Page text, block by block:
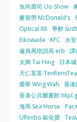
魚尚壽司 Uo-Show
麥當勞 McDonald's
Optical 88 爭鮮
Eikowada
KFC 永
僱員再培訓局 erb
譚
太興 Tai Hing
日本城
天仁茗茶 TenRensTea
榮華 Wing Wah
香
香港公共圖書館
海馬 Sea Horse
Ulfenbo 歐化寶